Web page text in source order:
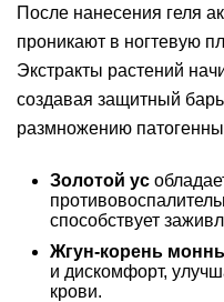
После нанесения геля
проникают в ногтевую
Экстракты растений
создавая защитный
размножению
Золотой ус
способствует
Жгун-корень
и дискомфорт,
крови.